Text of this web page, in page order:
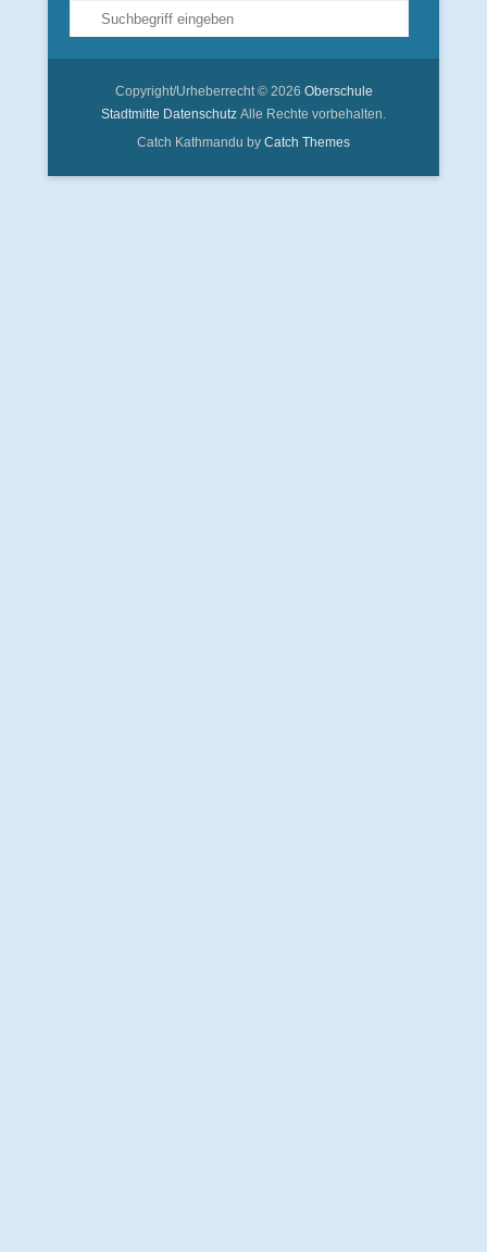
Suche
Copyright/Urheberrecht © 2026 Oberschule
Stadtmitte Datenschutz Alle Rechte vorbehalten.
Catch Kathmandu by Catch Themes